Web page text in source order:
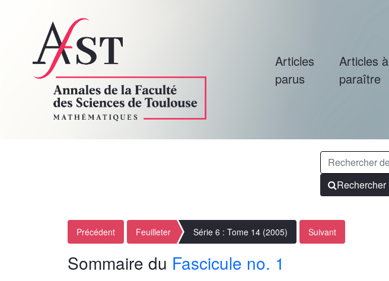
Articles
parus
Articles à
paraître
Rechercher
Précédent Feuilleter Série 6 : Tome 14 (2005) Suivant
Sommaire du Fascicule no. 1